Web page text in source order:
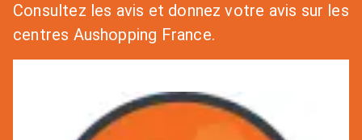
Consultez les avis et donnez votre avis sur les
centres Aushopping France.